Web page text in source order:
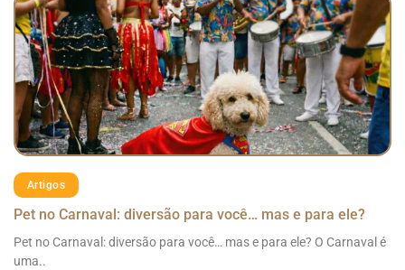
Artigos
Pet no Carnaval: diversão para você… mas e para ele?
Pet no Carnaval: diversão para você… mas e para ele? O Carnaval é
uma..